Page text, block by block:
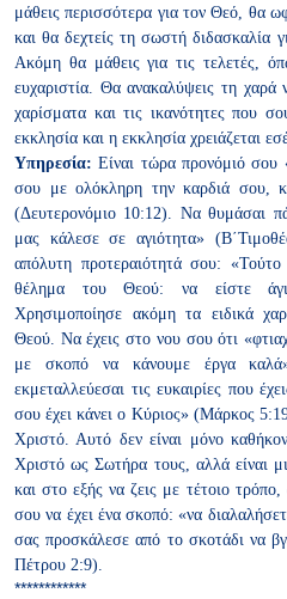
μάθεις περισσότερα για τον Θεό, θα
και θα δεχτείς τη σωστή διδασκαλία
Ακόμη θα μάθεις για τις τελετές,
ευχαριστία. Θα ανακαλύψεις τη χαρά
χαρίσματα και τις ικανότητες που
εκκλησία και η εκκλησία χρειάζεται
Υπηρεσία: Είναι τώρα προνόμιό σου
σου με ολόκληρη την καρδιά σου,
(Δευτερονόμιο 10:12). Να θυμάσαι
μας κάλεσε σε αγιότητα»
απόλυτη προτεραιότητά σου:
θέλημα του Θεού: να είστε
Χρησιμοποίησε ακόμη τα ειδικά
Θεού. Να έχεις στο νου σου ότι
με σκοπό να κάνουμε έργα
εκμεταλλεύεσαι τις ευκαιρίες που
σου έχει κάνει ο Κύριος» (Μάρκος
Χριστό. Αυτό δεν είναι μόνο
Χριστό ως Σωτήρα τους, αλλά είναι
και στο εξής να ζεις με τέτοιο
σου να έχει ένα σκοπό: «να
σας προσκάλεσε από το σκοτάδι να
Πέτρου 2:9).
************